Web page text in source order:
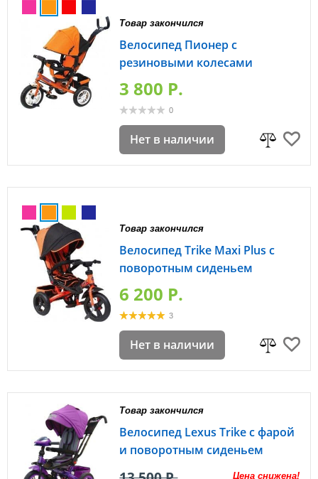
Товар закончился
Велосипед Пионер с
резиновыми колесами
3 800 P.
0
Нет в наличии
Товар закончился
Велосипед Trike Maxi Plus с
поворотным сиденьем
6 200 P.
3
Нет в наличии
Товар закончился
Велосипед Lexus Trike с фарой
и поворотным сиденьем
Цена снижена!